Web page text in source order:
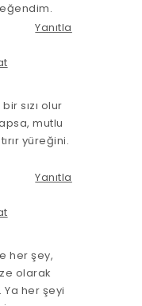
Yanıtla
sızı olur
mutlu
yüreğini.
Yanıtla
her şey,
olarak
Ya her şeyi